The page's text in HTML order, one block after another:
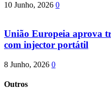
10 Junho, 2026 0
União Europeia aprova
com injector portátil
8 Junho, 2026 0
Outros